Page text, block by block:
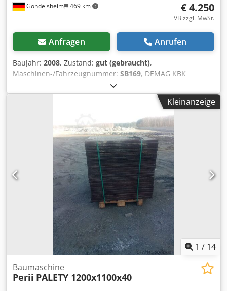
Gondelsheim 469 km € 4.250
VB zzgl. MwSt.
Anfragen Anrufen
Baujahr: 2008, Zustand: gut (gebraucht),
Maschinen-/Fahrzeugnummer: SB169, DEMAG KBK
Kranhimmel Kranbahn Masse ca. 6x5m Dodpfx Aperwi
Saoaskr Nutzlast / Hebelast 800 KG - 0,8to Technische
Daten der Anlage: Kranbahn aus Demag KBK2-T / KBK3
Schienen Laufschiene 6m, Brücke 5m Anlage wird komplett
geliefert: KBK Schienen, Schienenverbinder, Fahrwerke,
Endplatten, Kabelschlepp, Halter/Abhaenger etc. incl.
Demag DC 800KG Kettenzug, Hubhöhe ca 5m Kran ist
demontiert und sofort verfügbar Gebrauchter Zustand,
Siehe Bilder Artikelstandort ist 75053 Gondelsheim
Versand per Spedition oder Abholung nur nach
Terminabsprache Demag KBK1 KBK2 und KBK3 Schienen
sind Lagerware ! Es sind auch andere KBK Anlagen
vorrätig. Nutzlast 125KG - 1600KG Bitte fragen Sie Ihre
Kranbahn mit Traglast und Abmessungen unverbindlich
Kleinanzeige
1 / 14
Baumaschine
Perii PALETY 1200x1100x40